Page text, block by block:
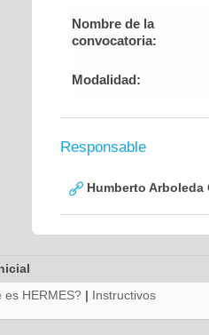
Nombre de la
convocatoria:
Modalidad:
Responsable
Humberto Arboleda
es HERMES? | Instructivos